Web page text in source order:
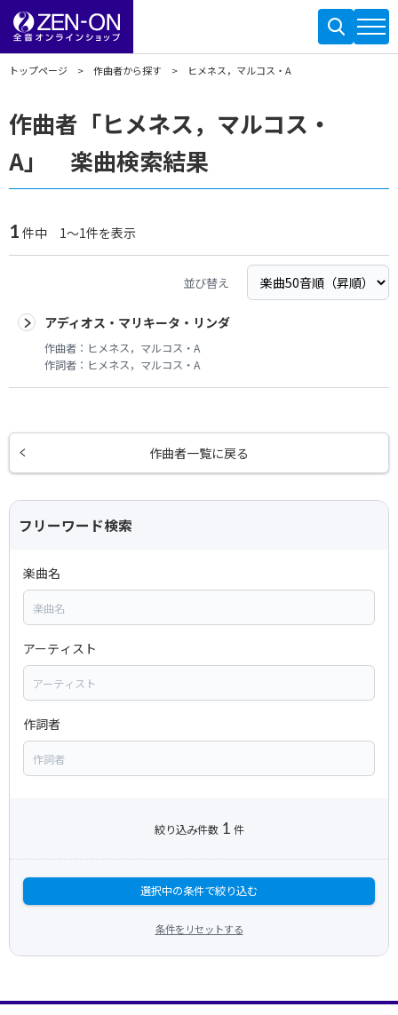
トップページ 作曲者から探す ヒメネス，マルコス・A
作曲者「ヒメネス，マルコス・
A」 楽曲検索結果
1 件中 1～1件を表示
並び替え
アディオス・マリキータ・リンダ
作曲者： ヒメネス，マルコス・A
作詞者： ヒメネス，マルコス・A
作曲者一覧に戻る
フリーワード検索
楽曲名
アーティスト
作詞者
絞り込み件数 1 件
選択中の条件で絞り込む
条件をリセットする